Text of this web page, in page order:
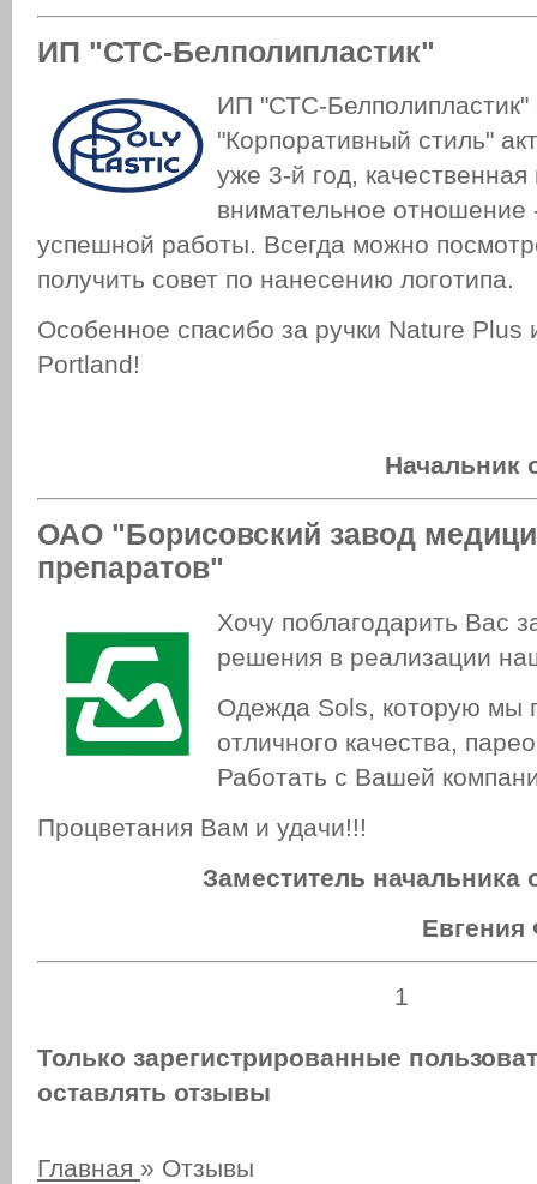
ИП "СТС-Белполипластик"
ИП "СТС-Белполипластик"
"Корпоративный стиль"
уже 3-й год, качественная
внимательное отношение
успешной работы. Всегда можно
получить совет по нанесению логотипа.
Особенное спасибо за ручки Nature Plus
Portland!
Начальник
ОАО "Борисовский завод
препаратов"
Хочу поблагодарить Вас
решения в реализации
Одежда Sols, которую мы
отличного качества,
Работать с Вашей
Процветания Вам и удачи!!!
Заместитель начальника
1
Только зарегистрированные
оставлять отзывы
Главная » Отзывы